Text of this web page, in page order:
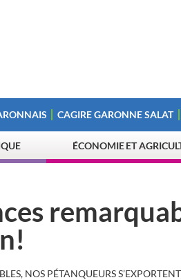
CAGIRE GARONNE SALAT
ÉCONOMIE ET
NOS PÉTANQUEURS